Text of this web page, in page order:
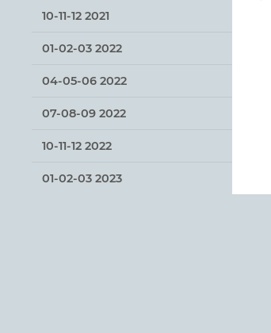
10-11-12 2021
01-02-03 2022
04-05-06 2022
07-08-09 2022
10-11-12 2022
01-02-03 2023